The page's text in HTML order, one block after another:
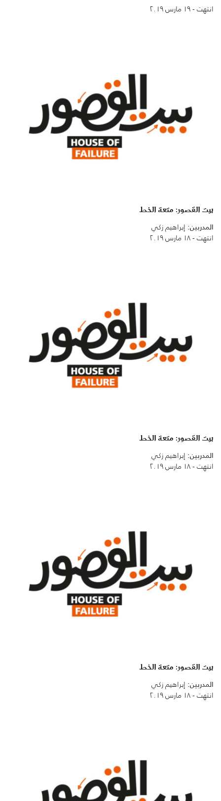
انتهت - ١٩ مارس ٢٠١٩
بيت القصور: متعة الخط
المدربين: إبراهيم زكي
انتهت - ١٨ مارس ٢٠١٩
بيت القصور: متعة الخط
المدربين: إبراهيم زكي
انتهت - ١٨ مارس ٢٠١٩
بيت القصور: متعة الخط
المدربين: إبراهيم زكي
انتهت - ١٨ مارس ٢٠١٩